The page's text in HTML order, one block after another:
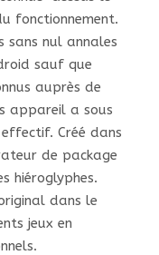
fonctionnement.
sans nul annales
sauf que
auprès de
appareil a sous
Créé dans
de package
hiéroglyphes.
dans le
jeux en